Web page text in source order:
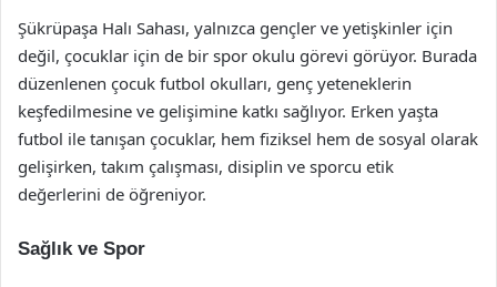
Şükrüpaşa Halı Sahası, yalnızca gençler ve yetişkinler için
değil, çocuklar için de bir spor okulu görevi görüyor. Burada
düzenlenen çocuk futbol okulları, genç yeteneklerin
keşfedilmesine ve gelişimine katkı sağlıyor. Erken yaşta
futbol ile tanışan çocuklar, hem fiziksel hem de sosyal olarak
gelişirken, takım çalışması, disiplin ve sporcu etik
değerlerini de öğreniyor.
Sağlık ve Spor